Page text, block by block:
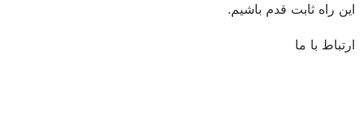
این راه ثابت قدم باشیم.
ارتباط با ما